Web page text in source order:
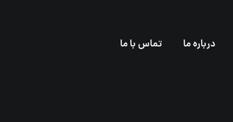
درباره ما تماس با ما